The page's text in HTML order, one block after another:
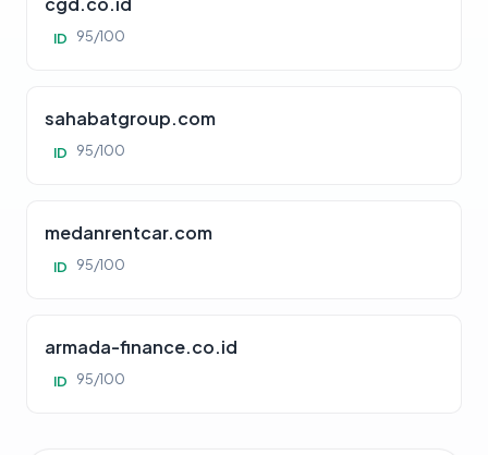
ID 95/100
sahabatgroup.com
ID 95/100
medanrentcar.com
ID 95/100
armada-finance.co.id
ID 95/100